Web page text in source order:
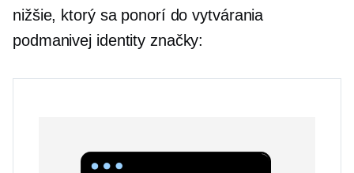
nižšie, ktorý sa ponorí do vytvárania
podmanivej identity značky: